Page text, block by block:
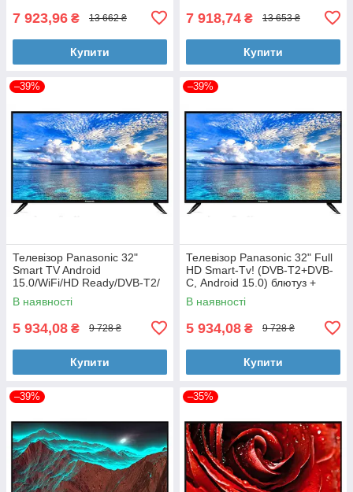
7 923,96 ₴ 13 662 ₴
Купити
7 918,74 ₴ 13 653 ₴
Купити
–39%
Телевізор Panasonic 32"
Smart TV Android
15.0/WiFi/HD Ready/DVB-T2/
блютуз + голосове
управління
В наявності
5 934,08 ₴ 9 728 ₴
Купити
–39%
Телевізор Panasonic 32" Full
HD Smart-Tv! (DVB-T2+DVB-
С, Android 15.0) блютуз +
голосове управління
В наявності
5 934,08 ₴ 9 728 ₴
Купити
–39% –35%